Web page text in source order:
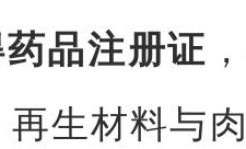
品注册证
生材料与